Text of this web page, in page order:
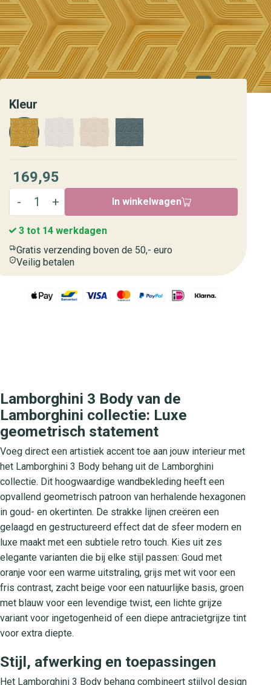
Kleur
169,95
In winkelwagen
3 tot 14 werkdagen
Gratis verzending boven de 50,- euro
Veilig betalen
Lamborghini 3 Body van de
Lamborghini collectie: Luxe
geometrisch statement
Voeg direct een artistiek accent toe aan jouw interieur met
het Lamborghini 3 Body behang uit de Lamborghini
collectie. Dit hoogwaardige wandbekleding heeft een
opvallend geometrisch patroon van herhalende hexagonen
in goud- en okertinten. De strakke lijnen creëren een
gelaagd en gestructureerd effect dat de sfeer modern en
luxe maakt met een subtiele retro touch. Kies uit zes
elegante varianten die bij elke stijl passen: Goud met
oranje voor een warme uitstraling, grijs met wit voor een
fris contrast, zacht beige voor een natuurlijke basis, groen
met blauw voor een levendige twist, een lichte grijze
variant voor ingetogenheid of een diepe antracietgrijze tint
voor extra diepte.
Stijl, afwerking en toepassingen
Het Lamborghini 3 Body behang combineert stijlvol design